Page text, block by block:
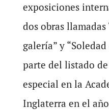
exposiciones
dos obras llamadas
galería” y
parte del listado
especial en la
Inglaterra en el